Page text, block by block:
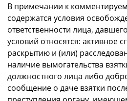
В примечании к
содержатся условия
ответственности лица,
условий относятся: активное
раскрытию и (или)
наличие вымогательства
должностного лица либо
сообщение о даче взятки